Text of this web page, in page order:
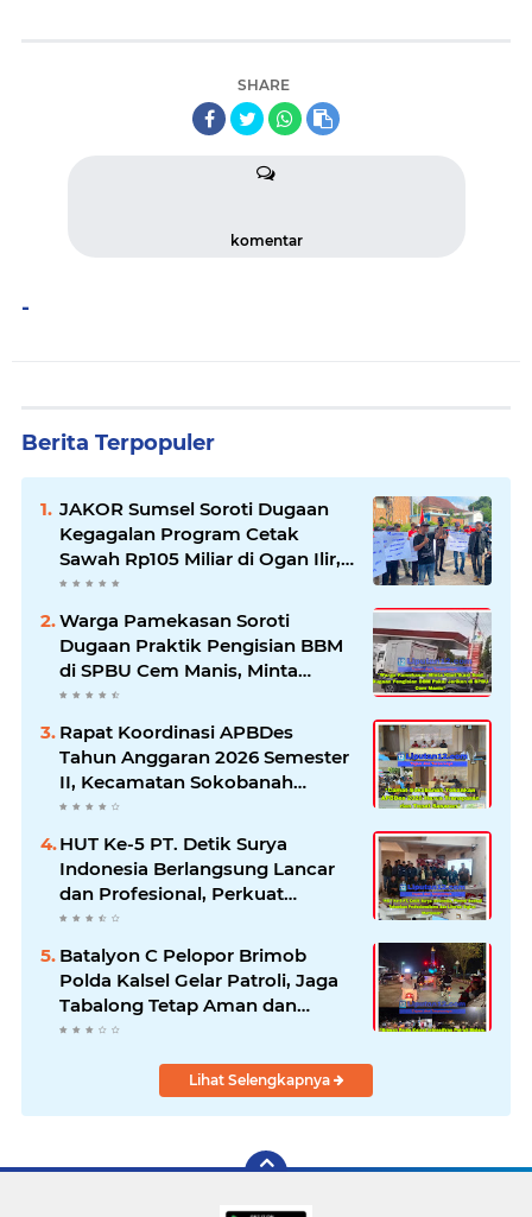
SHARE
komentar
-
Berita Terpopuler
JAKOR Sumsel Soroti Dugaan
Kegagalan Program Cetak
Sawah Rp105 Miliar di Ogan Ilir,
Desak Kadis Pertanian Mundur
Warga Pamekasan Soroti
Dugaan Praktik Pengisian BBM
di SPBU Cem Manis, Minta
Klarifikasi dan Pengawasan
Rapat Koordinasi APBDes
Tahun Anggaran 2026 Semester
II, Kecamatan Sokobanah
Libatkan 12 Desa
HUT Ke-5 PT. Detik Surya
Indonesia Berlangsung Lancar
dan Profesional, Perkuat
Kompetensi Wartawan
Batalyon C Pelopor Brimob
Polda Kalsel Gelar Patroli, Jaga
Tabalong Tetap Aman dan
Kondusif
Lihat Selengkapnya